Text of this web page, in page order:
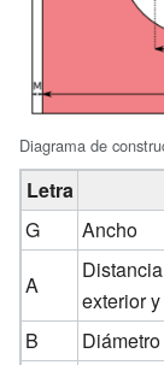
Diagrama de
Letra
G
Ancho
A
exterior
B